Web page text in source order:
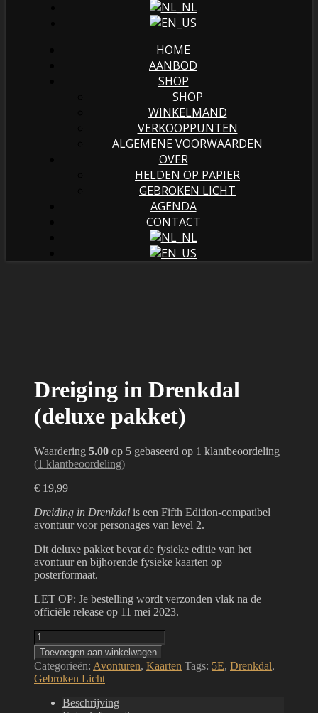
HOME
AANBOD
SHOP
SHOP
WINKELMAND
VERKOOPPUNTEN
ALGEMENE VOORWAARDEN
OVER
HELDEN OP PAPIER
GEBROKEN LICHT
AGENDA
CONTACT
Dreiging in Drenkdal
(deluxe pakket)
Waardering 5.00 op 5 gebaseerd op 1 klantbeoordeling
(1 klantbeoordeling)
€ 19,99
Dreiding in Drenkdal is een Fifth Edition-compatibel
avontuur voor personages van level 2.
Dit deluxe pakket bevat de fysieke editie van het
avontuur en bijhorende fysieke kaarten op
posterformaat.
LET OP: Je bestelling wordt verzonden vlak na de
officiële release op 11 mei 2023.
Dreiging
in
Drenkdal
(deluxe
pakket)
aantal
Toevoegen aan winkelwagen
Categorieën: Avonturen, Kaarten Tags: 5E, Drenkdal,
Gebroken Licht
Beschrijving